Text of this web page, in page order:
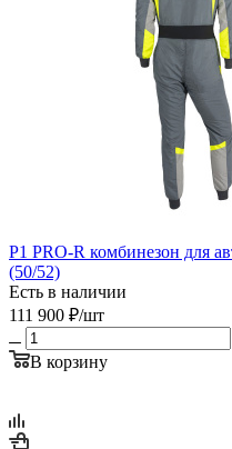
P1 PRO-R комбинезон для
(50/52)
Есть в наличии
111 900 ₽/шт
В корзину